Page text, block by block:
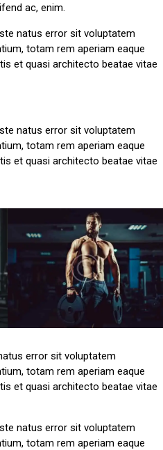
ac, enim.
natus error sit voluptatem
totam rem aperiam eaque
et quasi architecto beatae vitae
natus error sit voluptatem
totam rem aperiam eaque
et quasi architecto beatae vitae
error sit voluptatem
totam rem aperiam eaque
et quasi architecto beatae vitae
natus error sit voluptatem
totam rem aperiam eaque